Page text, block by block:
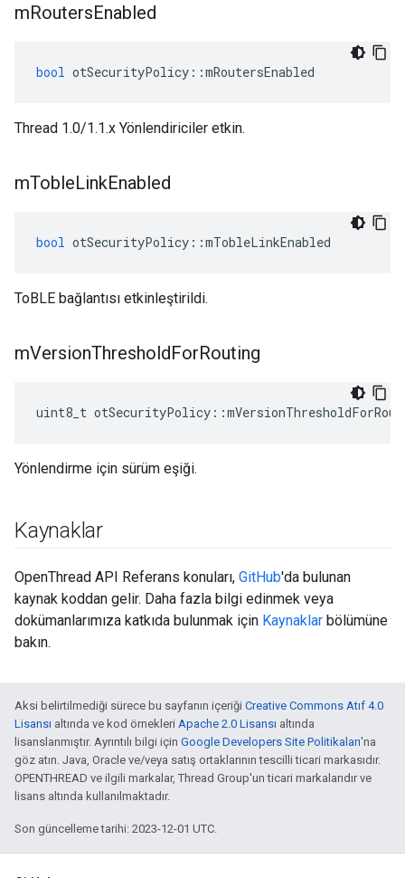
mRoutersEnabled
bool otSecurityPolicy ::mRoutersEnabled
Thread 1.0/1.1.x Yönlendiriciler etkin.
mTobleLinkEnabled
bool otSecurityPolicy ::mTobleLinkEnabled
ToBLE bağlantısı etkinleştirildi.
mVersionThresholdForRouting
uint8_t otSecurityPolicy ::
Yönlendirme için sürüm eşiği.
Kaynaklar
OpenThread API Referans konuları, GitHub'da bulunan
kaynak koddan gelir. Daha fazla bilgi edinmek veya
dokümanlarımıza katkıda bulunmak için Kaynaklar bölümüne
bakın.
Aksi belirtilmediği sürece bu sayfanın içeriği Creative Commons Atıf 4.0
Lisansı altında ve kod örnekleri Apache 2.0 Lisansı altında
lisanslanmıştır. Ayrıntılı bilgi için Google Developers Site Politikaları'na
göz atın. Java, Oracle ve/veya satış ortaklarının tescilli ticari markasıdır.
OPENTHREAD ve ilgili markalar, Thread Group'un ticari markalarıdır ve
lisans altında kullanılmaktadır.
Son güncelleme tarihi: 2023-12-01 UTC.